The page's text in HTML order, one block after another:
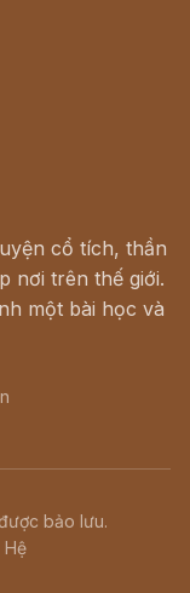
cổ tích, thần
nơi trên thế giới.
một bài học và
bảo lưu.
Hệ